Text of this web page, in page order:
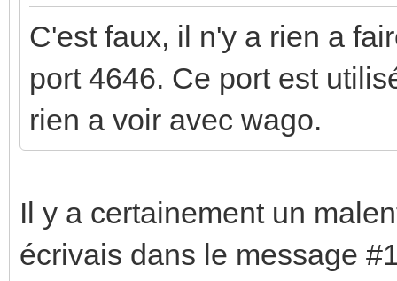
C'est faux, il n'y a rien a
port 4646. Ce port est
rien a voir avec wago.
Il y a certainement un
écrivais dans le message